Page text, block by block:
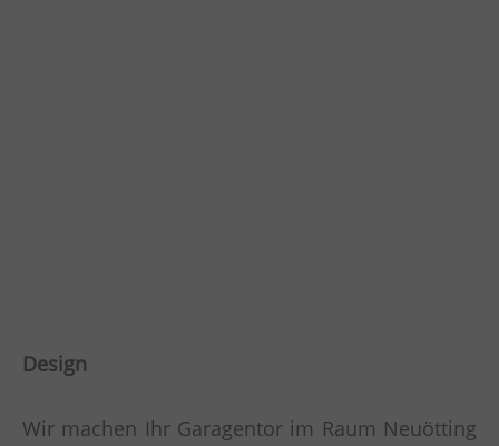
Design
Wir machen Ihr Garagentor im Raum Neuötting